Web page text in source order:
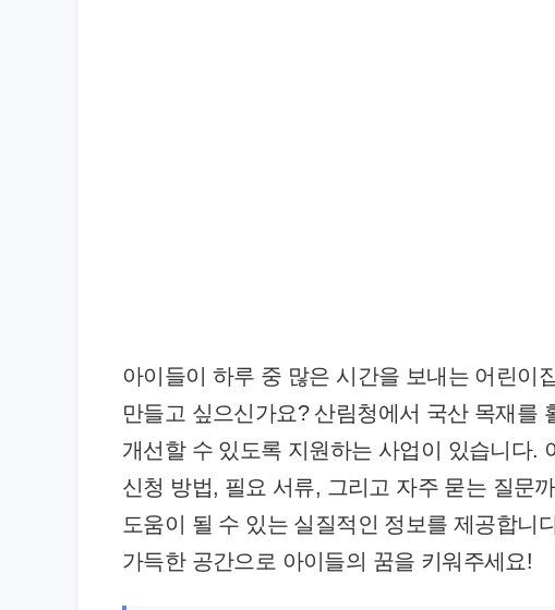
아이들이 하루 중 많은 시간을 보내는 어린이
만들고 싶으신가요? 산림청에서 국산 목재를
개선할 수 있도록 지원하는 사업이 있습니다.
신청 방법, 필요 서류, 그리고 자주 묻는 질문
도움이 될 수 있는 실질적인 정보를 제공합니
가득한 공간으로 아이들의 꿈을 키워주세요!